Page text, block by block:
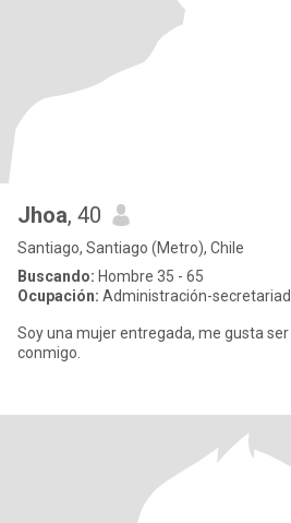
Jhoa, 40
Santiago, Santiago (Metro), Chile
Buscando: Hombre 35 - 65
Ocupación: Administración-
Soy una mujer entregada, me gusta
conmigo.